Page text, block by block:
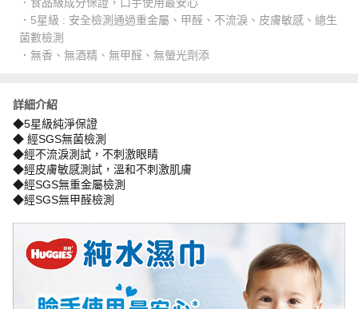
．5星級 : 安全檢測通過重金屬、甲醛、不流淚、皮膚敏感、總生
菌數檢測
．無香、無酒精、無甲醛、無螢光劑添
詳細介紹
◆5星級純淨保證
◆ 經SGS無菌檢測
◆經不流淚測試，不刺激眼睛
◆經皮膚敏感測試，溫和不刺激肌膚
◆經SGS無重金屬檢測
◆經SGS無甲醛檢測